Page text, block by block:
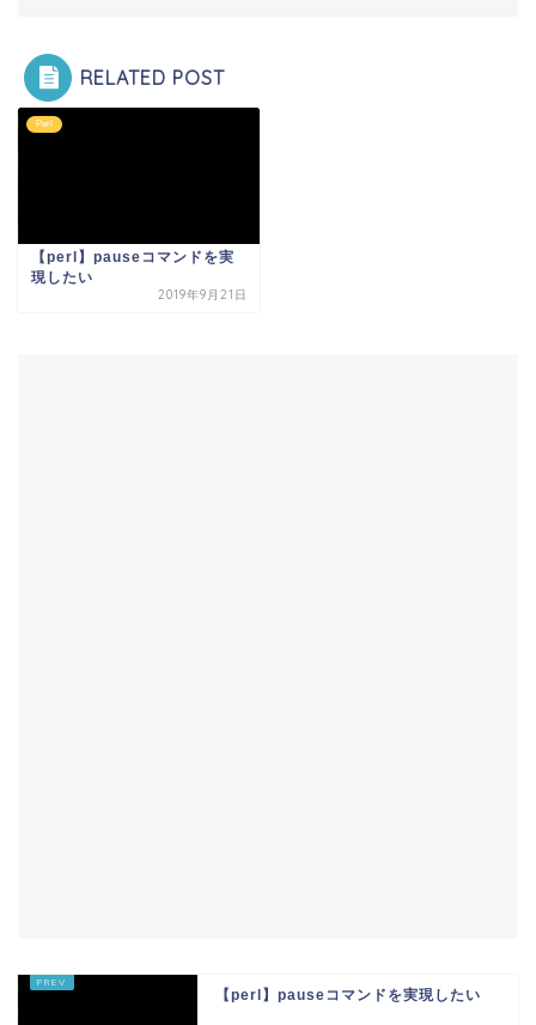
RELATED POST
Perl
【perl】pauseコマンドを実
現したい
2019年9月21日
【perl】pauseコマンドを実現したい